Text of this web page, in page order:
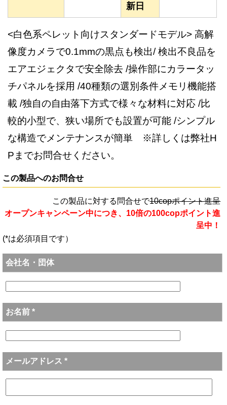
新日
<白色系ペレット向けスタンダードモデル> 高解
像度カメラで0.1mmの黒点も検出/ 検出不良品を
エアエジェクタで安全除去 /操作部にカラータッ
チパネルを採用 /40種類の選別条件メモリ機能搭
載 /独自の自由落下方式で様々な材料に対応 /比
較的小型で、狭い場所でも設置が可能 /シンプル
な構造でメンテナンスが簡単 ※詳しくは弊社H
Pまでお問合せください。
この製品へのお問合せ
この製品に対する問合せで10copポイント進呈
オープンキャンペーン中につき、10倍の100copポイント進
呈中！
(*は必須項目です）
会社名・団体
お名前 *
メールアドレス *